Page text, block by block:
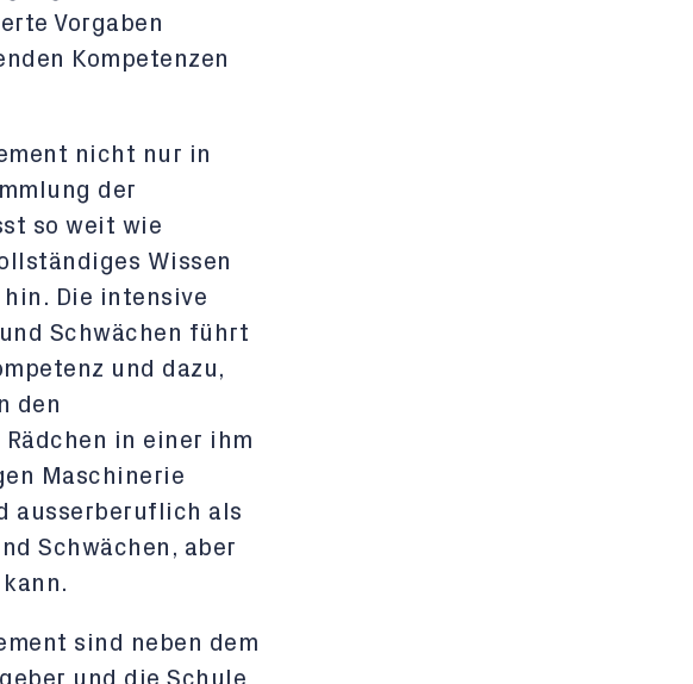
Vorgaben
Kompetenzen
nicht nur in
der
so weit wie
Wissen
Die intensive
Schwächen führt
und dazu,
den
in einer ihm
Maschinerie
ausserberuflich als
Schwächen, aber
sind neben dem
und die Schule